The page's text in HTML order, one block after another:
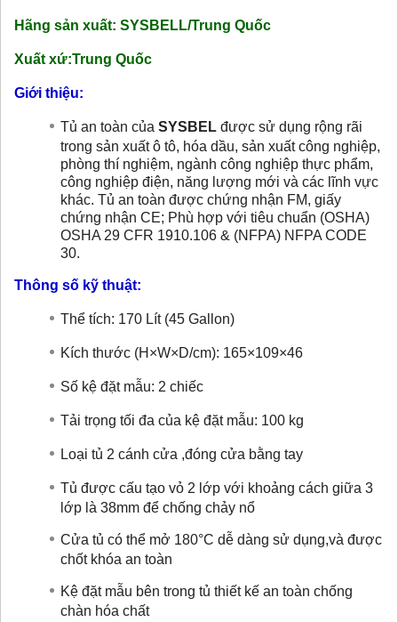
Hãng sản xuất: SYSBELL/Trung Quốc
Xuất xứ:Trung Quốc
Giới thiệu:
Tủ an toàn của SYSBEL được sử dụng rộng rãi
trong sản xuất ô tô, hóa dầu, sản xuất công nghiệp,
phòng thí nghiệm, ngành công nghiệp thực phẩm,
công nghiệp điện, năng lượng mới và các lĩnh vực
khác. Tủ an toàn được chứng nhận FM, giấy
chứng nhận CE; Phù hợp với tiêu chuẩn (OSHA)
OSHA 29 CFR 1910.106 & (NFPA) NFPA CODE
30.
Thông số kỹ thuật:
Thể tích: 170 Lít (45 Gallon)
Kích thước (H×W×D/cm): 165×109×46
Số kệ đặt mẫu: 2 chiếc
Tải trọng tối đa của kệ đặt mẫu: 100 kg
Loại tủ 2 cánh cửa ,đóng cửa bằng tay
Tủ được cấu tạo vỏ 2 lớp với khoảng cách giữa 3
lớp là 38mm để chống chảy nổ
Cửa tủ có thể mở 180°C dễ dàng sử dụng,và được
chốt khóa an toàn
Kệ đặt mẫu bên trong tủ thiết kế an toàn chống
chàn hóa chất